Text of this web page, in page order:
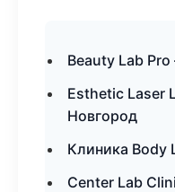
Beauty Lab
Esthetic
Новгород
Клиника Body
Center Lab